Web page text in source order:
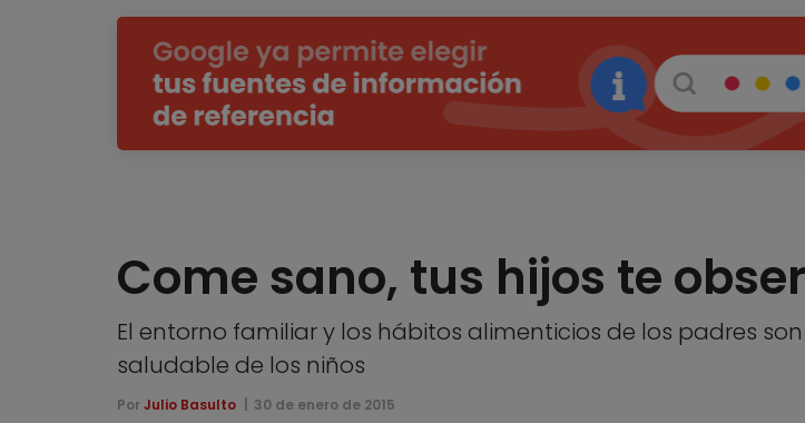
Come sano, tus hijos te
El entorno familiar y los hábitos alimenticios de los padres
saludable de los niños
Por Julio Basulto 30 de enero de 2015